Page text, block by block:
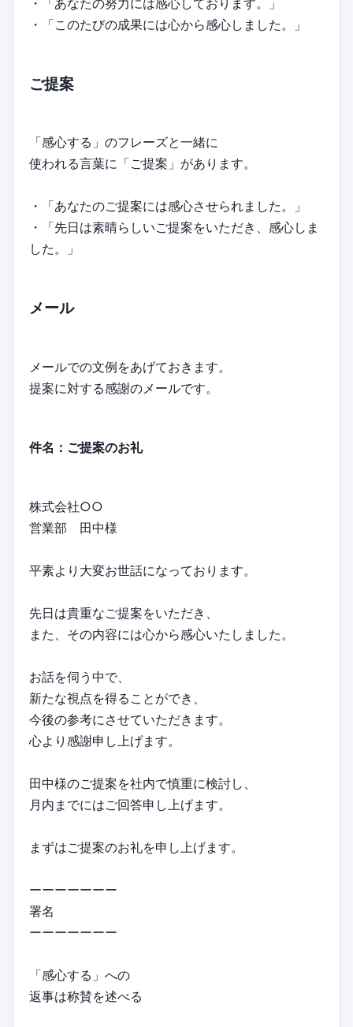
・「このたびの成果には心から感心しました。」
ご提案
「感心する」のフレーズと一緒に
使われる言葉に「ご提案」があります。
・「あなたのご提案には感心させられました。」
・「先日は素晴らしいご提案をいただき、感心しま
した。」
メール
メールでの文例をあげておきます。
提案に対する感謝のメールです。
件名：ご提案のお礼
株式会社○○
営業部 田中様
平素より大変お世話になっております。
先日は貴重なご提案をいただき、
また、その内容には心から感心いたしました。
お話を伺う中で、
新たな視点を得ることができ、
今後の参考にさせていただきます。
心より感謝申し上げます。
田中様のご提案を社内で慎重に検討し、
月内までにはご回答申し上げます。
まずはご提案のお礼を申し上げます。
ーーーーーーー
署名
ーーーーーーー
「感心する」への
返事は称賛を述べる